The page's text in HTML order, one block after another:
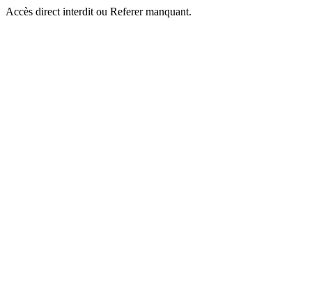
Accès direct interdit ou Referer manquant.